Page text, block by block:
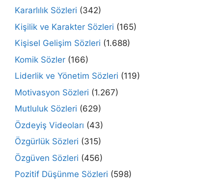
Kararlılık Sözleri (342)
Kişilik ve Karakter Sözleri (165)
Kişisel Gelişim Sözleri (1.688)
Komik Sözler (166)
Liderlik ve Yönetim Sözleri (119)
Motivasyon Sözleri (1.267)
Mutluluk Sözleri (629)
Özdeyiş Videoları (43)
Özgürlük Sözleri (315)
Özgüven Sözleri (456)
Pozitif Düşünme Sözleri (598)